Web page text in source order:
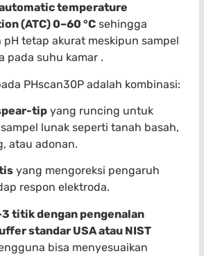
temperature
(ATC) 0–60 °C sehingga
pH tetap akurat meskipun sampel
pada suhu kamar .
PHscan30P adalah kombinasi:
tip yang runcing untuk
lunak seperti tanah basah,
atau adonan.
yang mengoreksi pengaruh
respon elektroda.
titik dengan pengenalan
standar USA atau NIST
bisa menyesuaikan